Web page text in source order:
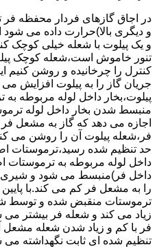
در اجاق گازهای فردار محفظه
و دیگری بالا)حرارت داده می
و یک پیلوت با شعله خیلی کوچک
تنور خاموش است،شعله کوچک
کنترل را چرخانیده و روشن کنیم
جریان گاز را به پیلوت افزایش
پیلوت،بخار داخل لوله مربوطه
منبسط شدن بخار داخل لوله
اجازه می دهد که گاز به مشعل
فر،شعله پیلوت آن را روشن می
حد تنظیم شده رسید،ترموستات
داخل لوله مربوطه به ترموستات
داخل فر)منبسط می شود و شیری
را به مشعل فر کم می کند.با
ترموستات منقبض شده و توسط
زیاد می کند و شعله فر بیشتر
فر با کم و زیاد شدن شعله
تنظیم شده ای ثابت نگهداشته می